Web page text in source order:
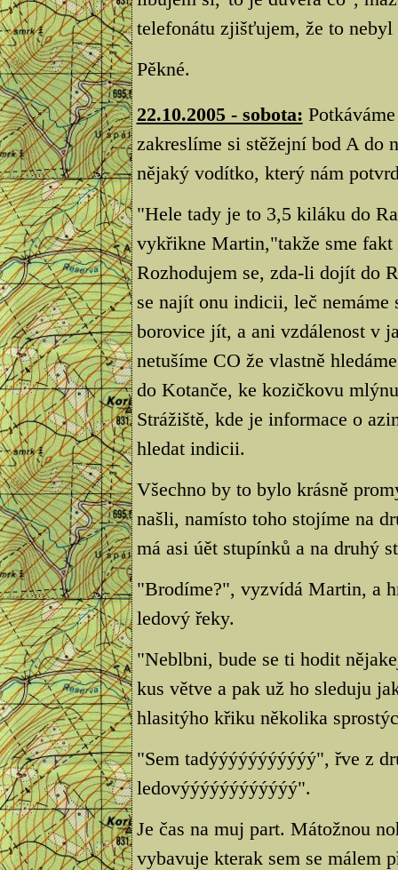
telefonátu zjišťujem, že to nebyl
Pěkné.
22.10.2005 - sobota:
zakreslíme si stěžejní bod A do
nějaký vodítko, který nám
"Hele tady je to 3,5 kiláku do
vykřikne Martin,"takže sme
Rozhodujem se, zda-li dojít do
se najít onu indicii, leč
borovice jít, a ani vzdálenost v
netušíme CO že vlastně
do Kotanče, ke kozičkovu
Strážiště, kde je informace o
hledat indicii.
Všechno by to bylo krásně
našli, namísto toho stojíme na
má asi úět stupínků a na druhý
"Brodíme?", vyzvídá Martin, a
ledový řeky.
"Neblbni, bude se ti hodit
kus větve a pak už ho sleduju
hlasitýho křiku několika
"Sem tadýýýýýýýýýýý", řve z
ledovýýýýýýýýýýýý".
Je čas na muj part. Mátožnou
vybavuje kterak sem se málem